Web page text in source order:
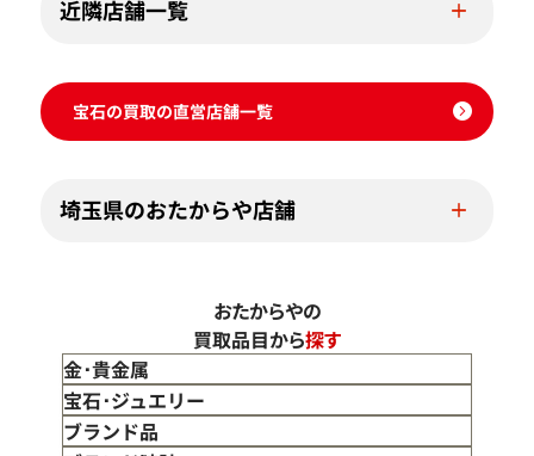
近隣店舗一覧
宝石の買取の直営店舗一覧
埼玉県のおたからや店舗
おたからやの
買取品目から探す
金･貴金属
金 買取
金のインゴット 買取
宝石･ジュエリー
宝石･ジュエリー買取
ブランド品